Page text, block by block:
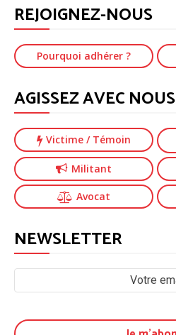
REJOIGNEZ-NOUS
Pourquoi adhérer ?
AGISSEZ AVEC NOUS
Victime / Témoin
Militant
Avocat
NEWSLETTER